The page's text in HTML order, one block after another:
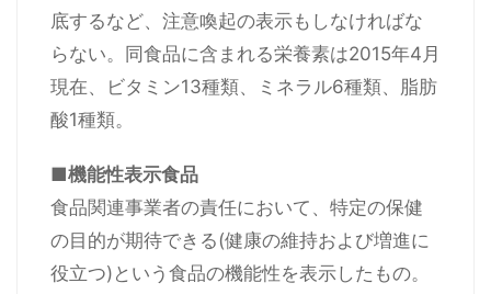
底するなど、注意喚起の表示もしなければな
らない。同食品に含まれる栄養素は2015年4月
現在、ビタミン13種類、ミネラル6種類、脂肪
酸1種類。
■機能性表示食品
食品関連事業者の責任において、特定の保健
の目的が期待できる(健康の維持および増進に
役立つ)という食品の機能性を表示したもの。